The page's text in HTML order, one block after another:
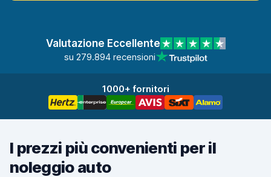
Valutazione Eccellente
su 279.894 recensioni
1000+ fornitori
I prezzi più convenienti per il
noleggio auto